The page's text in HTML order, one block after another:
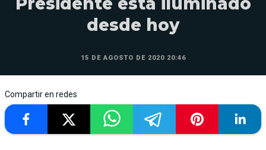
desde hoy
15 DE AGOSTO DE 2020 20:46
Compartir en redes